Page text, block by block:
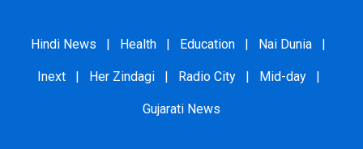
Hindi News | Health | Education | Nai Dunia |
Inext | Her Zindagi | Radio City | Mid-day |
Gujarati News